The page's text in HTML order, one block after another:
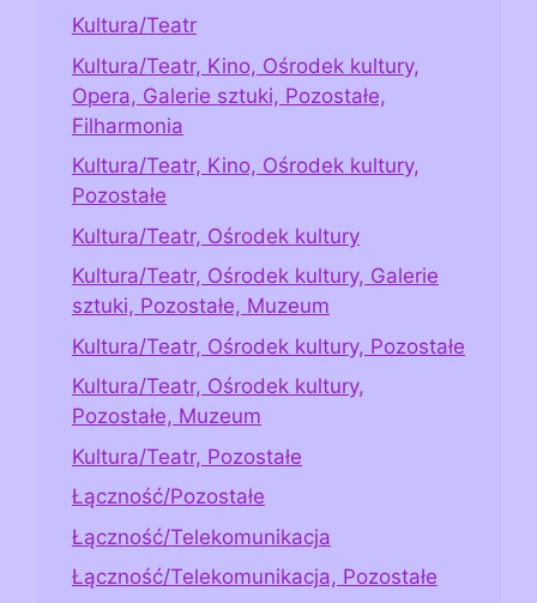
Kultura/Teatr
Kultura/Teatr, Kino, Ośrodek kultury,
Opera, Galerie sztuki, Pozostałe,
Filharmonia
Kultura/Teatr, Kino, Ośrodek kultury,
Pozostałe
Kultura/Teatr, Ośrodek kultury
Kultura/Teatr, Ośrodek kultury, Galerie
sztuki, Pozostałe, Muzeum
Kultura/Teatr, Ośrodek kultury, Pozostałe
Kultura/Teatr, Ośrodek kultury,
Pozostałe, Muzeum
Kultura/Teatr, Pozostałe
Łączność/Pozostałe
Łączność/Telekomunikacja
Łączność/Telekomunikacja, Pozostałe